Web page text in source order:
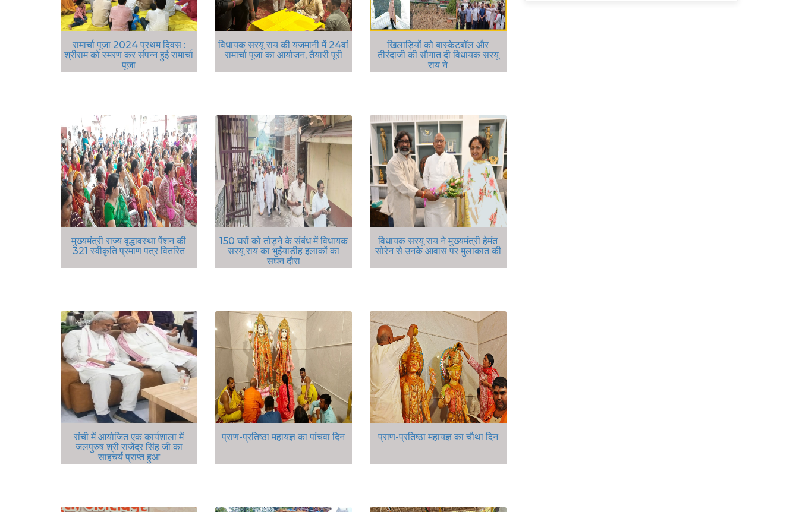
रामार्चा पूजा 2024 प्रथम दिवस :
श्रीराम को स्मरण कर संपन्न हुई रामार्चा
पूजा
विधायक सरयू राय की यजमानी में 24वां
रामार्चा पूजा का आयोजन, तैयारी पूरी
खिलाड़ियों को बास्केटबॉल और
तीरंदाजी की सौगात दी विधायक सरयू
राय ने
मुख्यमंत्री राज्य वृद्धावस्था पेंशन की
321 स्वीकृति प्रमाण पत्र वितरित
150 घरों को तोड़ने के संबंध में विधायक
सरयू राय का भुईंयाडीह इलाकों का
सघन दौरा
विधायक सरयू राय ने मुख्यमंत्री हेमंत
सोरेन से उनके आवास पर मुलाकात की
रांची में आयोजित एक कार्यशाला में
जलपुरुष श्री राजेंद्र सिंह जी का
साहचर्य प्राप्त हुआ
प्राण-प्रतिष्ठा महायज्ञ का पांचवा दिन प्राण-प्रतिष्ठा महायज्ञ का चौथा दिन